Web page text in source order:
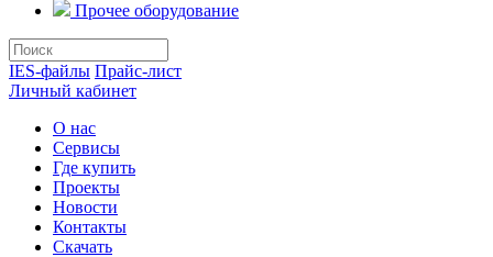
Прочее оборудование
IES-файлы Прайс-лист
Личный кабинет
О нас
Сервисы
Где купить
Проекты
Новости
Контакты
Скачать